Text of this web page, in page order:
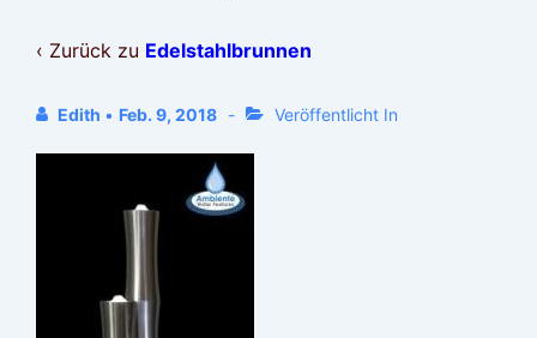
‹ Zurück zu Edelstahlbrunnen
Edith • Feb. 9, 2018 Veröffentlicht In